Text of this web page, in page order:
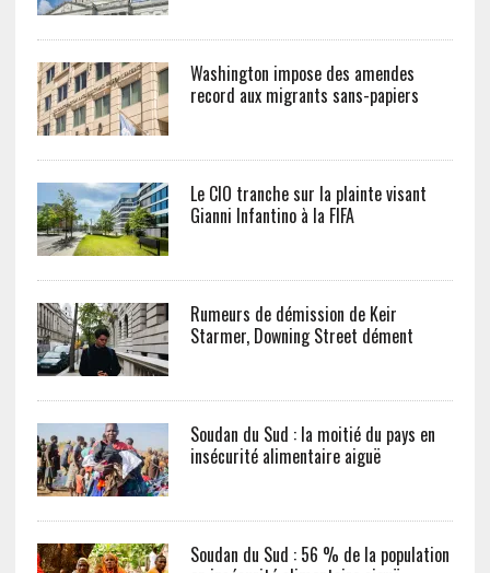
Washington impose des amendes
record aux migrants sans-papiers
Le CIO tranche sur la plainte visant
Gianni Infantino à la FIFA
Rumeurs de démission de Keir
Starmer, Downing Street dément
Soudan du Sud : la moitié du pays en
insécurité alimentaire aiguë
Soudan du Sud : 56 % de la population